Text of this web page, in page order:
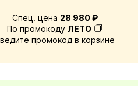
Спец. цена 28 980 ₽
По промокоду ЛЕТО
промокод в корзине